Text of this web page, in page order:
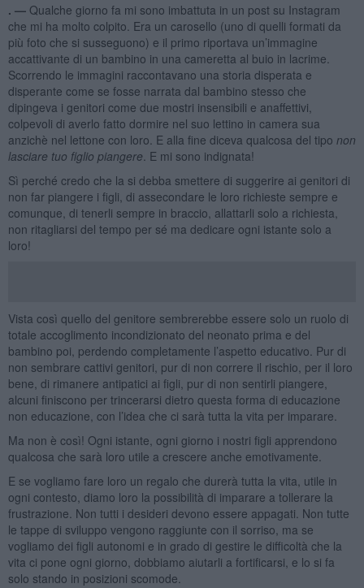
. — Qualche giorno fa mi sono imbattuta in un post su Instagram
che mi ha molto colpito. Era un carosello (uno di quelli formati da
più foto che si susseguono) e il primo riportava un’immagine
accattivante di un bambino in una cameretta al buio in lacrime.
Scorrendo le immagini raccontavano una storia disperata e
disperante come se fosse narrata dal bambino stesso che
dipingeva i genitori come due mostri insensibili e anaffettivi,
colpevoli di averlo fatto dormire nel suo lettino in camera sua
anzichè nel lettone con loro. E alla fine diceva qualcosa del tipo non
lasciare tuo figlio piangere . E mi sono indignata!
Sì perché credo che la si debba smettere di suggerire ai genitori di
non far piangere i figli, di assecondare le loro richieste sempre e
comunque, di tenerli sempre in braccio, allattarli solo a richiesta,
non ritagliarsi del tempo per sé ma dedicare ogni istante solo a
loro!
Vista così quello del genitore sembrerebbe essere solo un ruolo di
totale accoglimento incondizionato del neonato prima e del
bambino poi, perdendo completamente l’aspetto educativo. Pur di
non sembrare cattivi genitori, pur di non correre il rischio, per il loro
bene, di rimanere antipatici ai figli, pur di non sentirli piangere,
alcuni finiscono per trincerarsi dietro questa forma di educazione
non educazione, con l’idea che ci sarà tutta la vita per imparare.
Ma non è così! Ogni istante, ogni giorno i nostri figli apprendono
qualcosa che sarà loro utile a crescere anche emotivamente.
E se vogliamo fare loro un regalo che durerà tutta la vita, utile in
ogni contesto, diamo loro la possibilità di imparare a tollerare la
frustrazione. Non tutti i desideri devono essere appagati. Non tutte
le tappe di sviluppo vengono raggiunte con il sorriso, ma se
vogliamo dei figli autonomi e in grado di gestire le difficoltà che la
vita ci pone ogni giorno, dobbiamo aiutarli a fortificarsi, e lo si fa
solo stando in posizioni scomode.